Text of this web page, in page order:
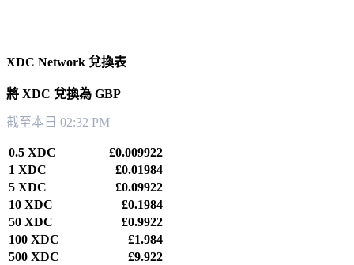
XDC Network 兌換表
將 XDC 兌換為 GBP
截至本日 02:32 PM
0.5 XDC
£0.009922
1 XDC
£0.01984
5 XDC
£0.09922
10 XDC
£0.1984
50 XDC
£0.9922
100 XDC
£1.984
500 XDC
£9.922